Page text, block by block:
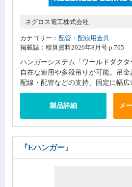
ネグロス電工株式会社
カテゴリー： 配管・配線用金具
掲載誌：積算資料2026年8月号 p.705
ハンガーシステム「ワールドダク
自在な連用や多段吊りが可能。吊金
配線・配管などの支持、固定に幅広
製品詳細 メ
『Eハンガー』